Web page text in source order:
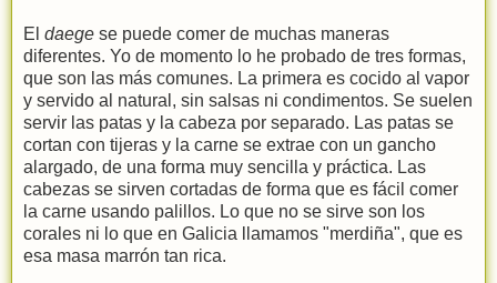
El daege se puede comer de muchas maneras
diferentes. Yo de momento lo he probado de tres formas,
que son las más comunes. La primera es cocido al vapor
y servido al natural, sin salsas ni condimentos. Se suelen
servir las patas y la cabeza por separado. Las patas se
cortan con tijeras y la carne se extrae con un gancho
alargado, de una forma muy sencilla y práctica. Las
cabezas se sirven cortadas de forma que es fácil comer
la carne usando palillos. Lo que no se sirve son los
corales ni lo que en Galicia llamamos "merdiña", que es
esa masa marrón tan rica.